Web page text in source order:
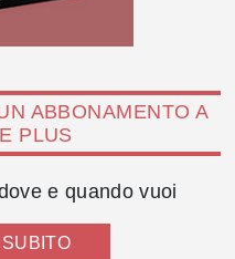
ABBONAMENTO A
PLUS
e quando vuoi